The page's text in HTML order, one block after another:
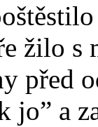
žilo
před
jo” a